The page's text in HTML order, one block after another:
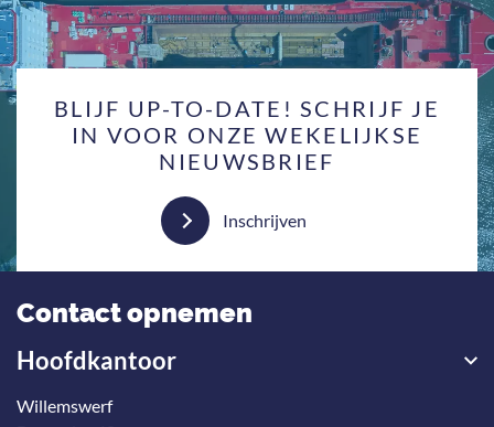
BLIJF UP-TO-DATE! SCHRIJF JE
IN VOOR ONZE WEKELIJKSE
NIEUWSBRIEF
Inschrijven
Contact opnemen
Hoofdkantoor
Willemswerf